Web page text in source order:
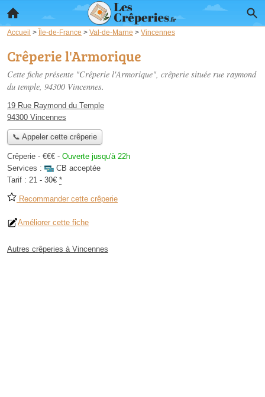
Accueil > Île-de-France > Val-de-Marne > Vincennes
Crêperie l'Armorique
Cette fiche présente "Crêperie l'Armorique", crêperie située rue raymond
du temple, 94300 Vincennes.
19 Rue Raymond du Temple
94300 Vincennes
📞 Appeler cette crêperie
Crêperie - €€€ - Ouverte jusqu'à 22h
Services :
CB acceptée
Tarif : 21 - 30€ *
Recommander cette crêperie
Améliorer cette fiche
Autres crêperies à Vincennes